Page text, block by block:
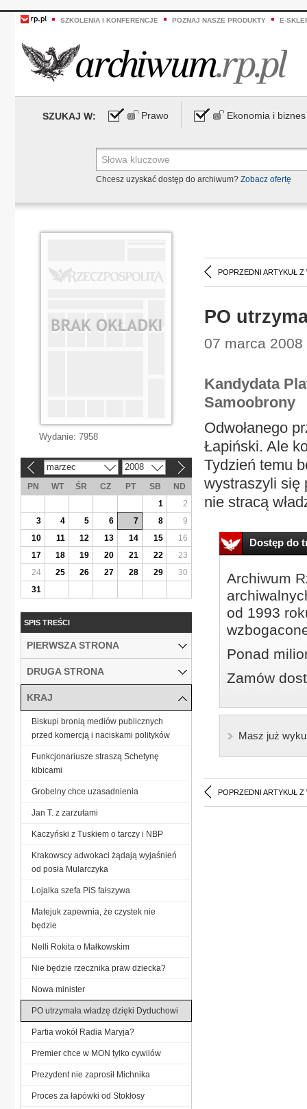
SZKOLENIA I KONFERENCJE POZNAJ NASZE PRODUKTY E-
SZUKAJ W: Prawo Ekonomia i biznes
Chcesz uzyskać dostęp do archiwum? Zobacz ofertę
POPRZEDNI ARTYKUŁ Z
PO
07 marca 2008
Kandydata
Samoobrony
Odwołanego
Łapiński. Ale
Tydzień temu
wystraszyli się
nie stracą
Dostęp do
Archiwum
od 1993
Ponad
Zamów
Masz już
POPRZEDNI ARTYKUŁ Z
Wydanie: 7958
marzec 2008
PN WT ŚR CZ PT SB
ND
1
2
3
4 5 6 7 8
9
10
11 12 13 14 15
16
17
18 19 20 21 22
23
24
25 26 27 28 29
30
31
SPIS TREŚCI
PIERWSZA STRONA
DRUGA STRONA
KRAJ
Biskupi bronią mediów publicznych
przed komercją i naciskami polityków
Funkcjonariusze straszą Schetynę
kibicami
Grobelny chce uzasadnienia
Jan T. z zarzutami
Kaczyński z Tuskiem o tarczy i NBP
Krakowscy adwokaci żądają wyjaśnień
od posła Mularczyka
Lojalka szefa PiS fałszywa
Matejuk zapewnia, że czystek nie
będzie
Nelli Rokita o Małkowskim
Nie będzie rzecznika praw dziecka?
Nowa minister
PO utrzymała władzę dzięki Dyduchowi
Partia wokół Radia Maryja?
Premier chce w MON tylko cywilów
Prezydent nie zaprosił Michnika
Proces za łapówki od Stokłosy